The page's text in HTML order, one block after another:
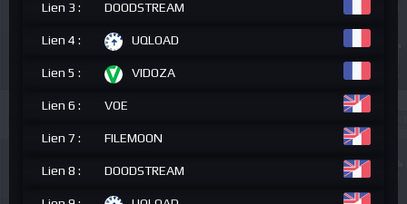
Lien 3 : DOODSTREAM
Lien 4 : UQLOAD
Lien 5 : VIDOZA
Lien 6 : VOE
Lien 7 : FILEMOON
Lien 8 : DOODSTREAM